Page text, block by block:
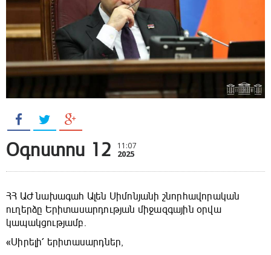
Օգոստոս 12 11:07
2025
ՀՀ ԱԺ նախագահ Ալեն Սիմոնյանի շնորհավորական
ուղերձը Երիտասարդության միջազգային օրվա
կապակցությամբ․
«Սիրելի՛ երիտասարդներ,